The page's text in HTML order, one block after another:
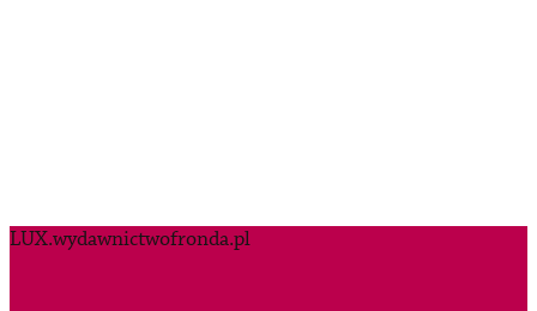
LUX.wydawnictwofronda.pl